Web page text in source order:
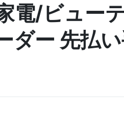
WADIZ・スクール
成功ストーリー
FOR GLOBAL MAKER
体験
創作
ビ
ク
電/ビュー
ー 先払